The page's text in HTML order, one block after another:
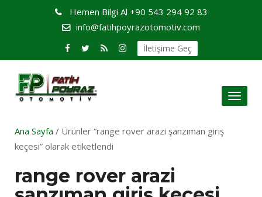
Hemen Bilgi Al +90 543 294 92 83
info@fatihpoyrazotomotiv.com
İletişime Geç
Toggle
Ana Sayfa / Ürünler “range rover arazi şanzıman giriş
keçesi” olarak etiketlendi
range rover arazi